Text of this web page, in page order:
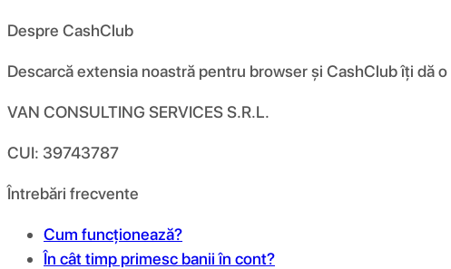
Despre CashClub
Descarcă extensia noastră pentru browser și CashClub îți dă
VAN CONSULTING SERVICES S.R.L.
CUI: 39743787
Întrebări frecvente
Cum funcționează?
În cât timp primesc banii în cont?